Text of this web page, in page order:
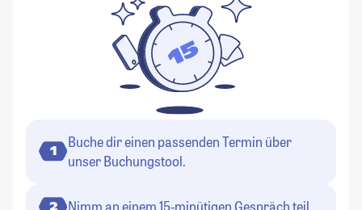
1
Buche dir einen passenden Termin über
unser Buchungstool.
2 Nimm an einem 15-minütigen Gespräch teil.